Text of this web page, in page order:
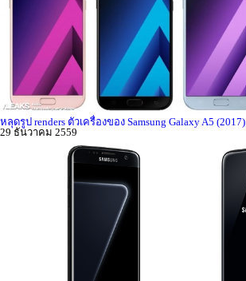
หลุดรูป renders ตัวเครื่องของ Samsung Galaxy A5 (2017)
29 ธันวาคม 2559